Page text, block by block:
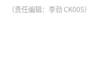
（责任编辑：李劲 CK005）